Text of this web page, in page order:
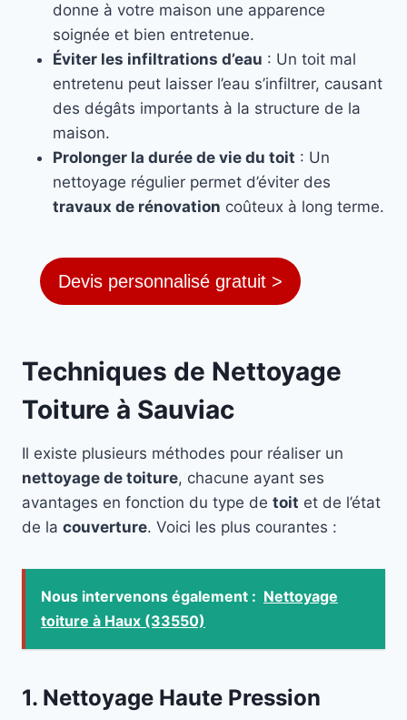
donne à votre maison une apparence
soignée et bien entretenue.
Éviter les infiltrations d’eau : Un toit mal
entretenu peut laisser l’eau s’infiltrer, causant
des dégâts importants à la structure de la
maison.
Prolonger la durée de vie du toit : Un
nettoyage régulier permet d’éviter des
travaux de rénovation coûteux à long terme.
Devis personnalisé gratuit >
Techniques de Nettoyage
Toiture à Sauviac
Il existe plusieurs méthodes pour réaliser un
nettoyage de toiture, chacune ayant ses
avantages en fonction du type de toit et de l’état
de la couverture. Voici les plus courantes :
Nous intervenons également : Nettoyage
toiture à Haux (33550)
1. Nettoyage Haute Pression